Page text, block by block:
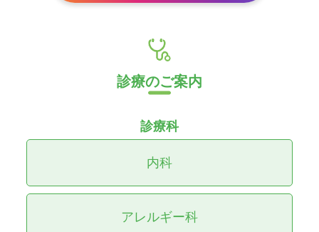
2026/04/24 - 骨粗鬆症の検査・治療についての
ページを公開しました
2026/04/22 - 天白区で骨粗鬆症治療をお考えの
2026/03/28 - 肺がん検診（名古屋市）に対応し
2026/03/11 - 咳が止まらない原因7つ｜咳喘息・
喘息・副鼻腔炎・逆流性食道炎などを解説
診療のご案内
診療科
内科
アレルギー科